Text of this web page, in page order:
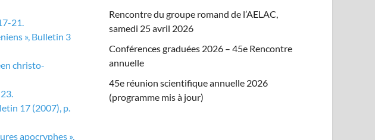
21.
», Bulletin 3
christo-
17 (2007), p.
apocryphes »,
Rencontre du groupe romand de l’AELAC,
samedi 25 avril 2026
Conférences graduées 2026 – 45e Rencontre
annuelle
45e réunion scientifique annuelle 2026
(programme mis à jour)